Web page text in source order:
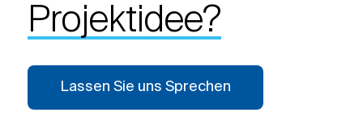
Projektidee?
Lassen Sie uns Sprechen